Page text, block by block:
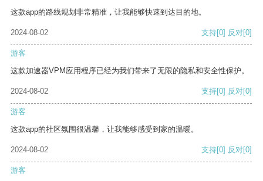
这款app的路线规划非常精准，让我能够快速到达目的地。
2024-08-02 支持[0] 反对[0]
游客
这款加速器VPM应用程序已经为我们带来了无限的隐私和安全性保护。
2024-08-02 支持[0] 反对[0]
游客
这款app的社区氛围很温馨，让我能够感受到家的温暖。
2024-08-02 支持[0] 反对[0]
游客